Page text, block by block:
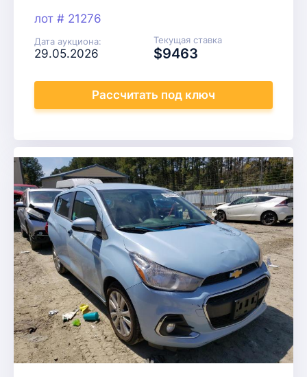
лот # 21276
Дата аукциона:
29.05.2026
Текущая ставка
$9463
Рассчитать под ключ